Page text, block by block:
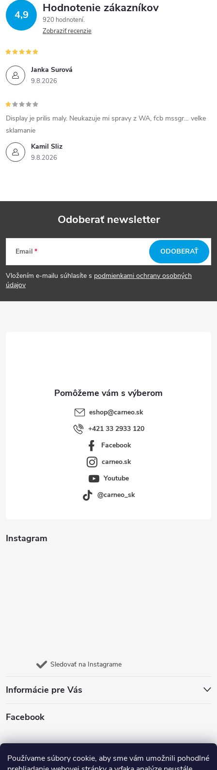
Používame súbory cookie, aby sme vám umožnili pohodlné
4,9 Hodnotenie zákazníkov
920 hodnotení
Zobraziť recenzie
Janka Surová
9.8.2026
Kamil Sliz
9.8.2026
Display je prilis maly. Neukazuje mi spravy z WA, fcb mssgr… velke
sklamanie
Z
á
p
Odoberať newsletter
Email
Vložením e-mailu súhlasíte s podmienkami ochrany osobných
údajov
ODOBERAŤ
Instagram
Sledovať na Instagrame
Informácie pre Vás
eshop@carneo.sk
+421 33 2933 120
Facebook
carneo.sk
Youtube
@carneo_sk
Facebook
Jazyk